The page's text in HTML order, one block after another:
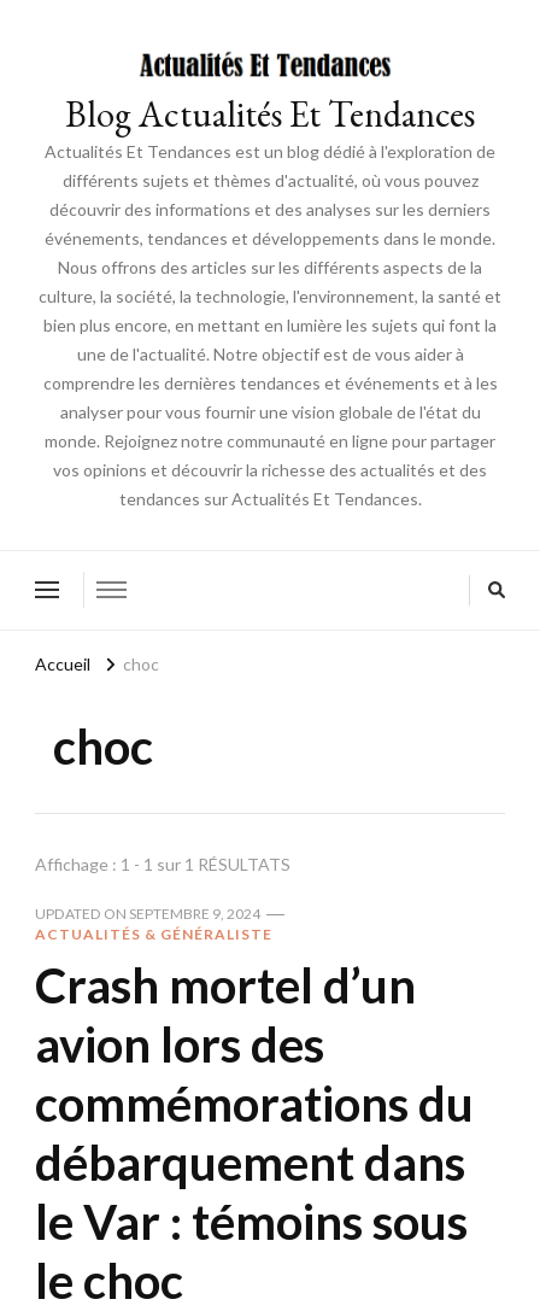
Blog Actualités Et Tendances
Actualités Et Tendances est un blog dédié à l'exploration de
différents sujets et thèmes d'actualité, où vous pouvez
découvrir des informations et des analyses sur les derniers
événements, tendances et développements dans le monde.
Nous offrons des articles sur les différents aspects de la
culture, la société, la technologie, l'environnement, la santé et
bien plus encore, en mettant en lumière les sujets qui font la
une de l'actualité. Notre objectif est de vous aider à
comprendre les dernières tendances et événements et à les
analyser pour vous fournir une vision globale de l'état du
monde. Rejoignez notre communauté en ligne pour partager
vos opinions et découvrir la richesse des actualités et des
tendances sur Actualités Et Tendances.
Accueil choc
choc
Affichage : 1 - 1 sur 1 RÉSULTATS
UPDATED ON SEPTEMBRE 9, 2024
ACTUALITÉS & GÉNÉRALISTE
Crash mortel d’un
avion lors des
commémorations du
débarquement dans
le Var : témoins sous
le choc